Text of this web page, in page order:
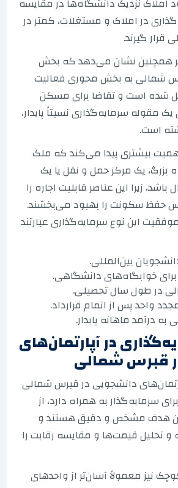
در املاک و مستغلات، کمتر در
گیرند.
همچنین نشان می‌دهد که بخش
شمالی به بخش محوری فعالیت
شده است و تقاضا برای مسکن
مقوله سرمایه‌گذاری نسبتاً پایدار،
است.
بیشتری پیدا می‌کند که ملک
بزرگ، یک مرکز حمل و نقل یا یک
زیرا این عناصر قابلیت اجاره را
حفظ سکونت را بهبود می‌بخشند.
این نوع سرمایه‌گذاری عبارتند
بین‌المللی.
خوابگاه‌های دانشگاهی.
در طول سال تحصیلی.
واحد پس از اتمام قرارداد.
به درآمد ماهانه پایدار.
در آپارتمان‌های
قبرس شمالی
دانشجویی در قبرس شمالی
سرمایه‌گذار به همراه دارد، از
هدف مشخص و دقیق هستند و
و تحلیل قیمت‌ها و مقایسه رقابت را
نیز معمولاً آسان‌تر از واحدهای